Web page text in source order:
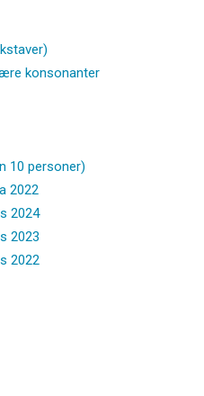
konsonanter
10 personer)
2022
2024
2023
2022